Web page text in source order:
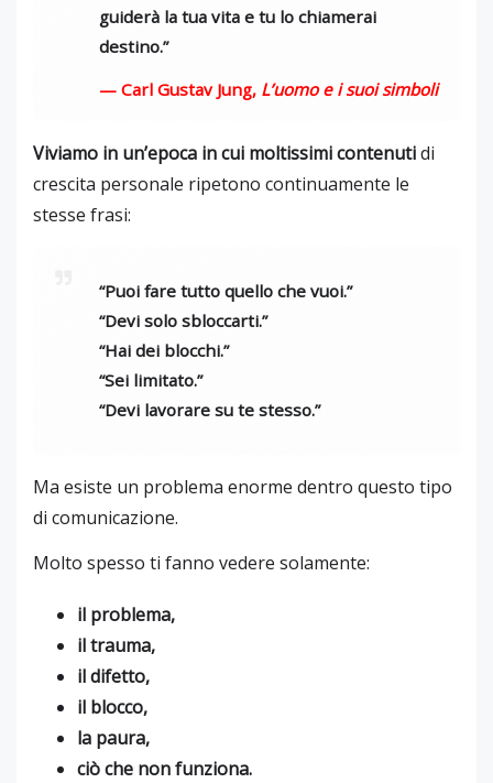
guiderà la tua vita e tu lo chiamerai
destino.”
— Carl Gustav Jung, L’uomo e i suoi simboli
Viviamo in un’epoca in cui moltissimi contenutidi
crescita personale ripetono continuamente le
stesse frasi:
“Puoi fare tutto quello che vuoi.”
“Devi solo sbloccarti.”
“Hai dei blocchi.”
“Sei limitato.”
“Devi lavorare su te stesso.”
Ma esiste un problema enorme dentro questo tipo
di comunicazione.
Molto spesso ti fanno vedere solamente:
il problema,
il trauma,
il difetto,
il blocco,
la paura,
ciò che non funziona.